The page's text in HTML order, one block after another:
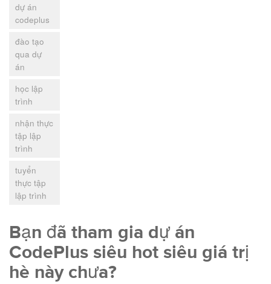
dự án
codeplus
đào tạo
qua dự
án
học lập
trình
nhận thực
tập lập
trình
tuyển
thực tập
lập trình
Bạn đã tham gia dự án
CodePlus siêu hot siêu giá trị
hè này chưa?